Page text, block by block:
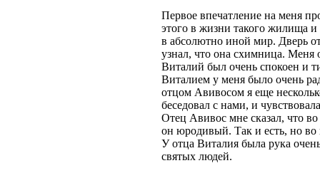
Первое впечатление на меня
этого в жизни такого жилища
в абсолютно иной мир. Дверь
узнал, что она схимница. Меня
Виталий был очень спокоен и
Виталием у меня было очень
отцом Авивосом я еще
беседовал с нами, и
Отец Авивос мне сказал, что во
он юродивый. Так и есть, но во
У отца Виталия была рука
святых людей.